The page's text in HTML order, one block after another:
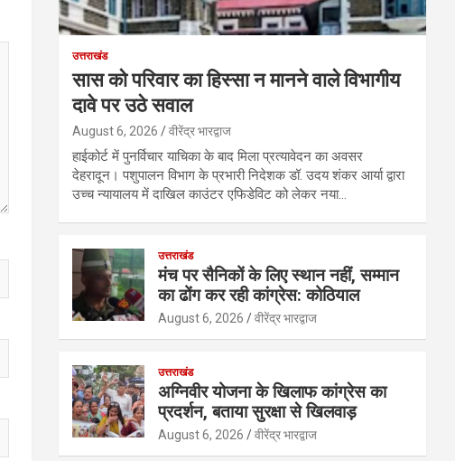
उत्तराखंड
सास को परिवार का हिस्सा न मानने वाले विभागीय
दावे पर उठे सवाल
August 6, 2026 वीरेंद्र भारद्वाज
हाईकोर्ट में पुनर्विचार याचिका के बाद मिला प्रत्यावेदन का अवसर
देहरादून। पशुपालन विभाग के प्रभारी निदेशक डॉ. उदय शंकर आर्या द्वारा
उच्च न्यायालय में दाखिल काउंटर एफिडेविट को लेकर नया…
उत्तराखंड
मंच पर सैनिकों के लिए स्थान नहीं, सम्मान
का ढोंग कर रही कांग्रेस: कोठियाल
August 6, 2026 वीरेंद्र भारद्वाज
उत्तराखंड
अग्निवीर योजना के खिलाफ कांग्रेस का
प्रदर्शन, बताया सुरक्षा से खिलवाड़
August 6, 2026 वीरेंद्र भारद्वाज